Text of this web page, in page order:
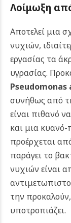
Λοίμωξη
Αποτελεί μια
νυχιών,
εργασίας τα
υγρασίας.
Pseudomonas
συνήθως από
είναι πιθανό
και μια
προέρχεται
παράγει το
νυχιών είναι
την
υποτροπιάζει.